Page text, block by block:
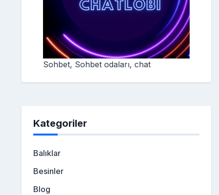
Sohbet, Sohbet odaları, chat
Kategoriler
Balıklar
Besinler
Blog